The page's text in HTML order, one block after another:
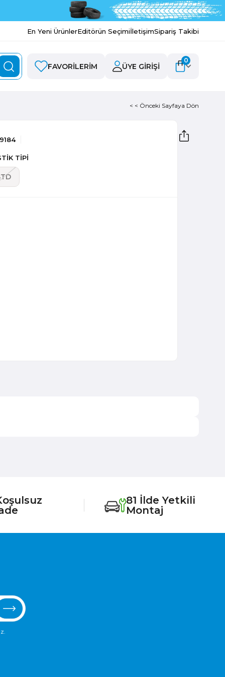
En Yeni ÜrünlerEditörün SeçimiİletişimSipariş Takibi
FAVORILERIM ÜYE GIRIŞI
0
< < Önceki Sayfaya Dön
TİPİ
81 İlde Yetkili
Montaj